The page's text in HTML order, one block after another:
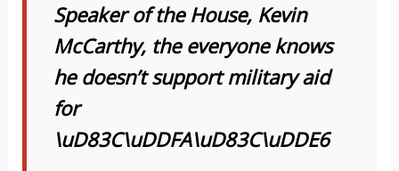
Speaker of the House, Kevin
McCarthy, the everyone knows
he doesn’t support military aid
for
\uD83C\uDDFA\uD83C\uDDE6